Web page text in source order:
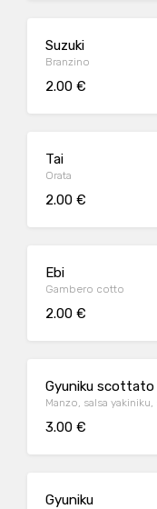
Suzuki
Branzino
2.00 €
Tai
Orata
2.00 €
Ebi
Gambero cotto
2.00 €
Gyuniku scottato
Manzo, salsa
3.00 €
Gyuniku